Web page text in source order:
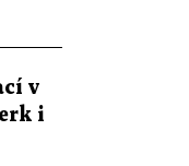
v
i